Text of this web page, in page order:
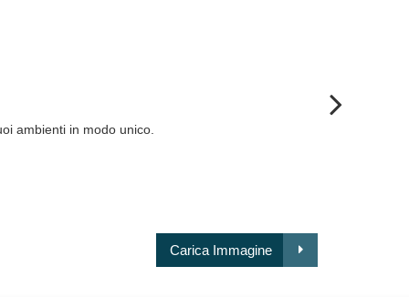
ambienti in modo unico.
Carica Immagine